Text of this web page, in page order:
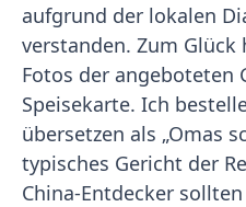
aufgrund der lokalen
verstanden. Zum Glück
Fotos der angeboteten
Speisekarte. Ich
übersetzen als „Omas
typisches Gericht der
China-Entdecker